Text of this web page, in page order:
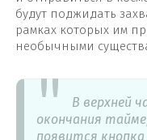
будут поджидать
рамках которых им
необычными
В верхней
окончания
появится